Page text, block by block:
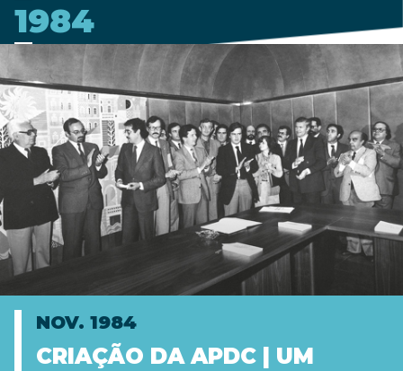
1984
NOV. 1984
CRIAÇÃO DA APDC | UM